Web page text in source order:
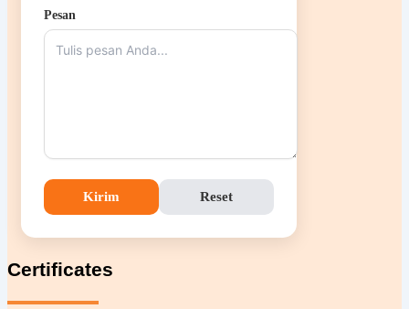
Pesan
Kirim Reset
Certificates